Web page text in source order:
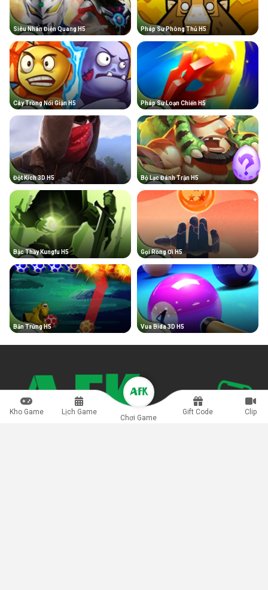
Siêu Nhân Điện Quang H5 Pháp Sư Phòng Thủ H5
Cây Trồng Nổi Giận H5 Pháp Sư Loạn Chiến H5
Đột Kích 3D H5 Bộ Lạc Đánh Trận H5
Bậc Thầy Kungfu H5 Gọi Rồng Ơi H5
Bắn Trứng H5 Vua Bida 3D H5
Kho Game Lịch Game
Chơi Game
Gift Code Clip